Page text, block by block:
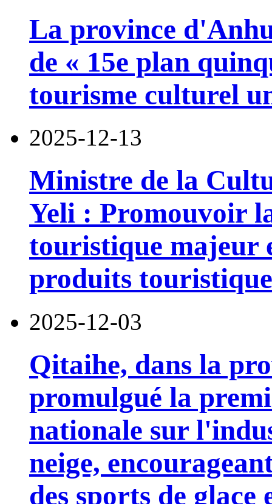
La province
de « 15e plan
tourisme culturel
2025-12-13
Ministre de la
Yeli : Promouvoir
touristique majeur
produits
2025-12-03
Qitaihe, dans la
promulgué la
nationale sur
neige,
des sports de glace